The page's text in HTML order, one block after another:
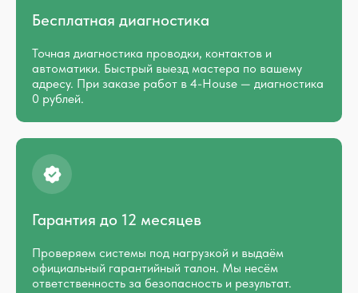
Бесплатная диагностика
Точная диагностика проводки, контактов и
автоматики. Быстрый выезд мастера по вашему
адресу. При заказе работ в 4-House — диагностика
0 рублей.
Гарантия до 12 месяцев
Проверяем системы под нагрузкой и выдаём
официальный гарантийный талон. Мы несём
ответственность за безопасность и результат.